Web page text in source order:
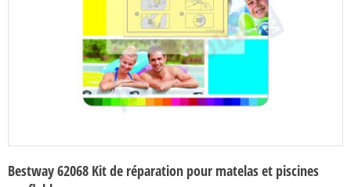
Bestway 62068 Kit de réparation pour matelas et piscines